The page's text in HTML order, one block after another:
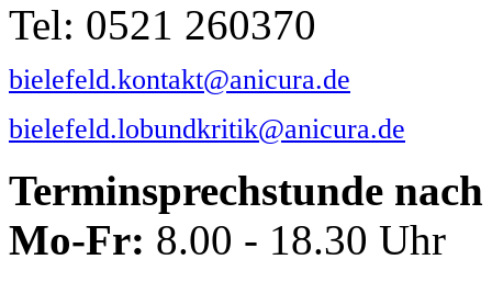
Tel: 0521 260370
bielefeld.kontakt@anicura.de
bielefeld.lobundkritik@anicura.de
Terminsprechstunde
Mo-Fr: 8.00 - 18.30 Uhr